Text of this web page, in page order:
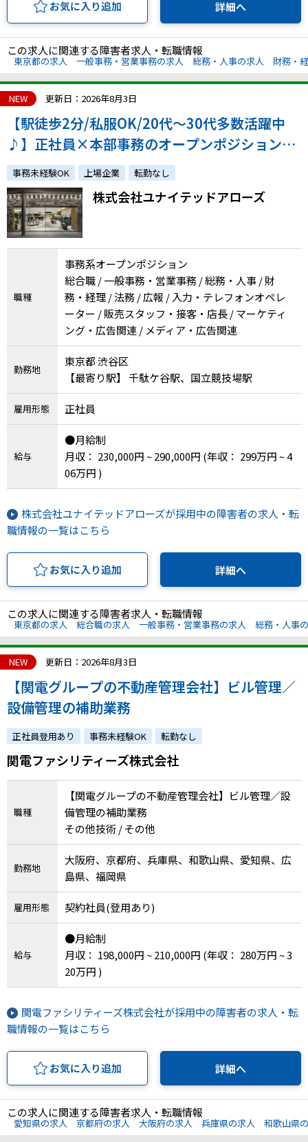
お気に入り追加 詳細へ
この求人に関連する障害者求人・転職情報
東京都の求人 一般事務・営業事務の求人 総務・人事の求人 財務・
NEW 更新日：2026年8月3日
【駅徒歩2分/私服OK/20代～30代多数活躍中
♪】正社員×本部事務のオープンポジション！
ファッション好き必見！atGP採用実績も多数あ
り！
事務未経験OK 上場企業 転勤なし
株式会社ユナイテッドアローズ
職種
事務系オープンポジション
総合職 / 一般事務・営業事務 / 総務・人事 / 財
務・経理 / 法務 / 広報 / 入力・テレフォンオペレ
ーター / 販売スタッフ・接客・店長 / マーケティ
ング・広告関連 / メディア・広告関連
勤務地
東京都 渋谷区
【最寄り駅】 千駄ケ谷駅、国立競技場駅
雇用形態 正社員
給与
●月給制
月収： 230,000円 ~ 290,000円 (年収： 299万円 ~ 4
06万円 )
株式会社ユナイテッドアローズが採用中の障害者の求人・転
職情報の一覧はこちら
お気に入り追加 詳細へ
この求人に関連する障害者求人・転職情報
東京都の求人 総合職の求人 一般事務・営業事務の求人 総務・人事
NEW 更新日：2026年8月3日
【関電グループの不動産管理会社】ビル管理／
設備管理の補助業務
正社員登用あり 事務未経験OK 転勤なし
関電ファシリティーズ株式会社
職種
【関電グループの不動産管理会社】ビル管理／設
備管理の補助業務
その他技術 / その他
勤務地
大阪府、京都府、兵庫県、和歌山県、愛知県、広
島県、福岡県
雇用形態 契約社員(登用あり)
給与
●月給制
月収： 198,000円 ~ 210,000円 (年収： 280万円 ~ 3
20万円 )
関電ファシリティーズ株式会社が採用中の障害者の求人・転
職情報の一覧はこちら
お気に入り追加 詳細へ
この求人に関連する障害者求人・転職情報
愛知県の求人 京都府の求人 大阪府の求人 兵庫県の求人 和歌山県